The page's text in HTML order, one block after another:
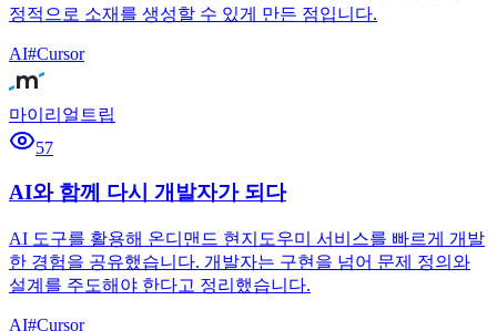
정적으로 소재를 생성할 수 있게 만든 점입니다.
AI#Cursor
마이리얼트립
57
AI와 함께 다시 개발자가 되다
AI 도구를 활용해 온디맨드 현지도우미 서비스를 빠르게 개발
한 경험을 공유했습니다. 개발자는 구현을 넘어 문제 정의와
설계를 주도해야 한다고 정리했습니다.
AI#Cursor